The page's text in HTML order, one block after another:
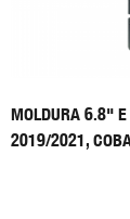
MOLDURA 6.8"
2019/2021,